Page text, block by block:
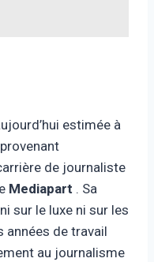
estimée à
de journaliste
Mediapart . Sa
sur le luxe ni sur les
années de travail
au journalisme